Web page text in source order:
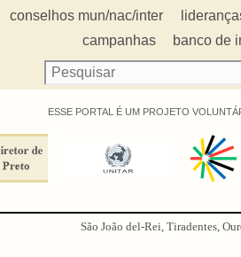
conselhos mun/nac/inter
campanhas
banco de
ESSE PORTAL É UM PROJETO
São João del-Rei, Tiradentes,